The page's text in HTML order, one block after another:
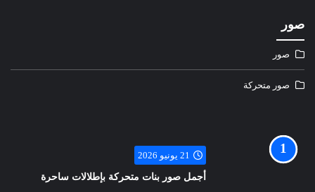
صور
صور
صور متحركة
21 يونيو 2026
أجمل صور بنات متحركة بإطلالات ساحرة